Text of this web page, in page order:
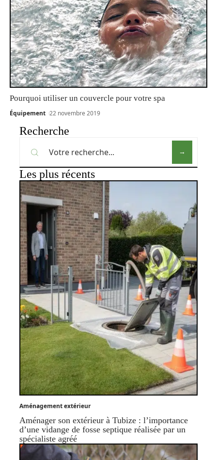
Pourquoi utiliser un couvercle pour votre spa
Équipement 22 novembre 2019
Recherche
Les plus récents
Aménagement extérieur
Aménager son extérieur à Tubize : l’importance
d’une vidange de fosse septique réalisée par un
spécialiste agréé